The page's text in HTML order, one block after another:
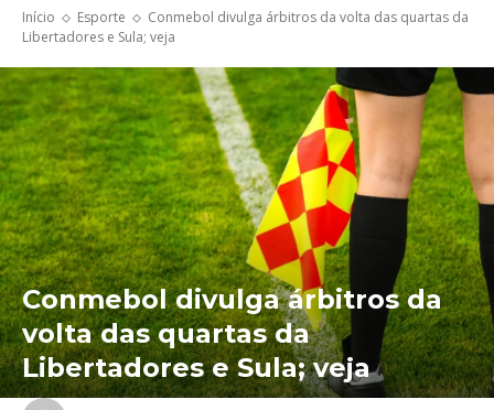
Início Esporte
Conmebol divulga árbitros da volta das quartas da
Libertadores e Sula; veja
Conmebol divulga árbitros da
volta das quartas da
Libertadores e Sula; veja